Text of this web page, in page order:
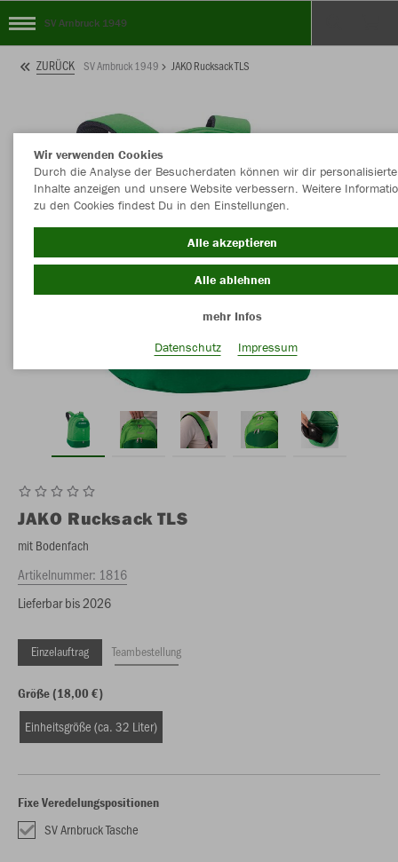
SV Arnbruck 1949
ZURÜCK SV Arnbruck 1949 JAKO Rucksack TLS
JAKO Rucksack TLS
mit Bodenfach
Artikelnummer: 1816
Lieferbar bis 2026
Einzelauftrag Teambestellung
Größe (18,00 €)
Einheitsgröße (ca. 32 Liter)
Fixe Veredelungspositionen
SV Arnbruck Tasche
Wir verwenden Cookies
Durch die Analyse der Besucherdaten können wir dir personalisierte
Inhalte anzeigen und unsere Website verbessern. Weitere
zu den Cookies findest Du in den Einstellungen.
Alle akzeptieren
Alle ablehnen
mehr Infos
Datenschutz
Impressum